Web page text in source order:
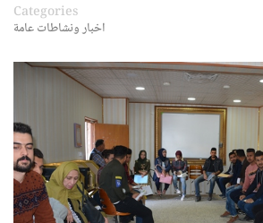
Categories
اخبار ونشاطات عامة